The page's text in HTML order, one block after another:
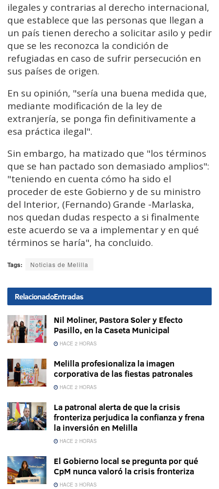
ilegales y contrarias al derecho internacional,
que establece que las personas que llegan a
un país tienen derecho a solicitar asilo y pedir
que se les reconozca la condición de
refugiadas en caso de sufrir persecución en
sus países de origen.
En su opinión, "sería una buena medida que,
mediante modificación de la ley de
extranjería, se ponga fin definitivamente a
esa práctica ilegal".
Sin embargo, ha matizado que "los términos
que se han pactado son demasiado amplios":
"teniendo en cuenta cómo ha sido el
proceder de este Gobierno y de su ministro
del Interior, (Fernando) Grande -Marlaska,
nos quedan dudas respecto a si finalmente
este acuerdo se va a implementar y en qué
términos se haría", ha concluido.
Tags: Noticias de Melilla
RelacionadoEntradas
Nil Moliner, Pastora Soler y Efecto
Pasillo, en la Caseta Municipal
HACE 2 HORAS
Melilla profesionaliza la imagen
corporativa de las fiestas patronales
HACE 2 HORAS
La patronal alerta de que la crisis
fronteriza perjudica la confianza y frena
la inversión en Melilla
HACE 2 HORAS
El Gobierno local se pregunta por qué
CpM nunca valoró la crisis fronteriza
HACE 3 HORAS